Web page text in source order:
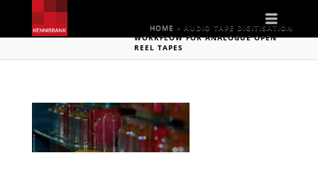
HOME » AUDIO TAPE DIGITISATION
WORKFLOW FOR ANALOGUE OPEN
REEL TAPES